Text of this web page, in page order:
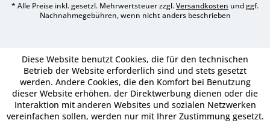
* Alle Preise inkl. gesetzl. Mehrwertsteuer zzgl.Versandkosten und ggf.
Nachnahmegebühren, wenn nicht anders beschrieben
Diese Website benutzt Cookies, die für den technischen
Betrieb der Website erforderlich sind und stets gesetzt
werden. Andere Cookies, die den Komfort bei Benutzung
dieser Website erhöhen, der Direktwerbung dienen oder die
Interaktion mit anderen Websites und sozialen Netzwerken
vereinfachen sollen, werden nur mit Ihrer Zustimmung gesetzt.